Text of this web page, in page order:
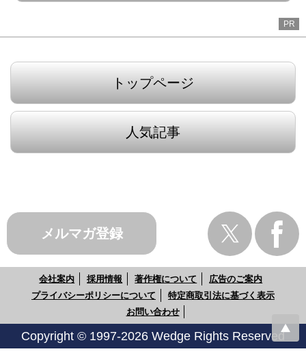
PR
トップページ
人気記事
メルマガ登録
会社案内 採用情報 著作権について
広告のご案内
プライバシーポリシーについて
特定商取引法に基づく表示
お問い合わせ
Copyright © 1997-2026 Wedge Rights Reserved